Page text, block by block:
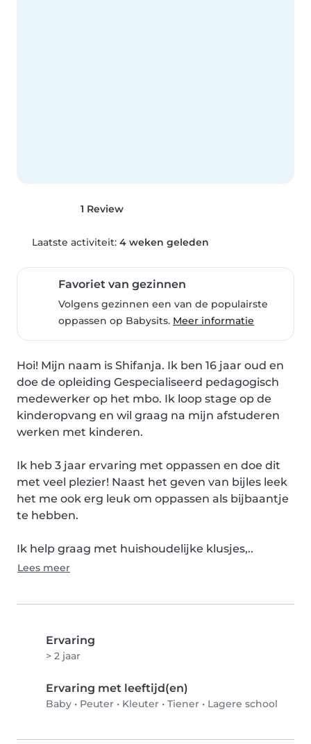
1 Review
Laatste activiteit: 4 weken geleden
Favoriet van gezinnen
Volgens gezinnen een van de populairste
oppassen op Babysits. Meer informatie
Hoi! Mijn naam is Shifanja. Ik ben 16 jaar oud en
doe de opleiding Gespecialiseerd pedagogisch
medewerker op het mbo. Ik loop stage op de
kinderopvang en wil graag na mijn afstuderen
werken met kinderen.
Ik heb 3 jaar ervaring met oppassen en doe dit
met veel plezier! Naast het geven van bijles leek
het me ook erg leuk om oppassen als bijbaantje
te hebben.
Ik help graag met huishoudelijke klusjes,..
Lees meer
Ervaring
> 2 jaar
Ervaring met leeftijd(en)
Baby • Peuter • Kleuter • Tiener • Lagere school